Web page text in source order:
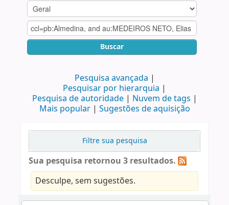
Buscar
Pesquisa avançada
Pesquisar por hierarquia
Pesquisa de autoridade
Nuvem de tags
Mais popular
Sugestões de aquisição
Filtre sua pesquisa
Sua pesquisa retornou 3 resultados.
Desculpe, sem sugestões.